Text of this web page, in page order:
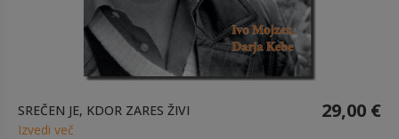
SREČEN JE, KDOR ZARES ŽIVI 29,00 €
Izvedi več